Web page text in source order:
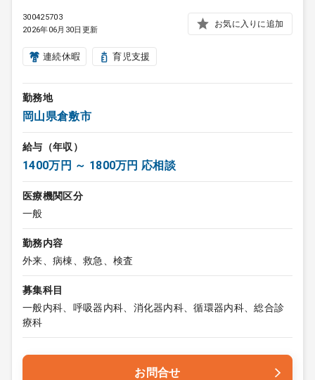
300425703
2026年06月30日更新
お気に入りに追加
連続休暇 育児支援
勤務地
岡山県倉敷市
給与（年収）
1400万円 ～ 1800万円 応相談
医療機関区分
一般
勤務内容
外来、病棟、救急、検査
募集科目
一般内科、呼吸器内科、消化器内科、循環器内科、総合診
療科
お問合せ